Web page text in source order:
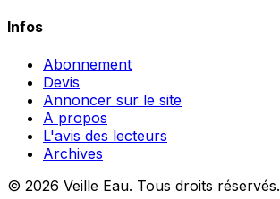
Infos
Abonnement
Devis
Annoncer sur le site
A propos
L'avis des lecteurs
Archives
© 2026 Veille Eau. Tous droits réservés.